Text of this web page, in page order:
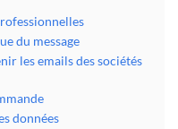
du message
les emails des sociétés
données